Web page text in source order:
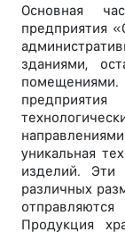
Основная
предприятия
зданиями,
уникальная
изделий. Эти
различных
Продукция